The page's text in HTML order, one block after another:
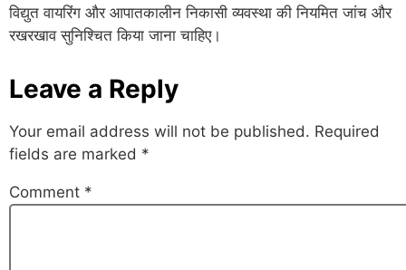
विद्युत वायरिंग और आपातकालीन निकासी व्यवस्था की नियमित जांच और
रखरखाव सुनिश्चित किया जाना चाहिए।
Leave a Reply
Your email address will not be published. Required
fields are marked *
Comment *